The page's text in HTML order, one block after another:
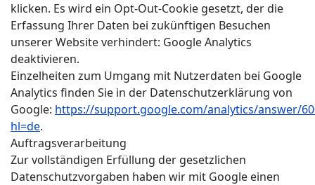
klicken. Es wird ein Opt-Out-Cookie gesetzt, der die
Erfassung Ihrer Daten bei zukünftigen Besuchen
unserer Website verhindert: Google Analytics
deaktivieren.
Einzelheiten zum Umgang mit Nutzerdaten bei Google
Analytics finden Sie in der Datenschutzerklärung von
Google: https://support.google.com/analytics/answer/
hl=de.
Auftragsverarbeitung
Zur vollständigen Erfüllung der gesetzlichen
Datenschutzvorgaben haben wir mit Google einen